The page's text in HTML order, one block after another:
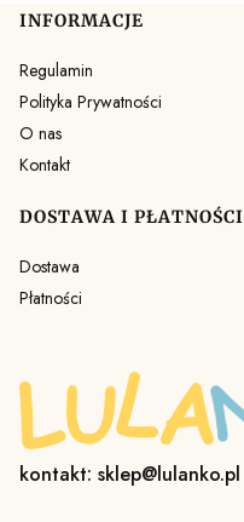
Linki w stopce
INFORMACJE
Regulamin
Polityka Prywatności
O nas
Kontakt
DOSTAWA I PŁATNOŚCI
Dostawa
Płatności
kontakt: sklep@lulanko.pl